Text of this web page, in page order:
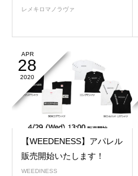
レメキロマノラヴァ
APR
28
2020
【WEEDENESS】アパレル
販売開始いたします！
WEEDINESS